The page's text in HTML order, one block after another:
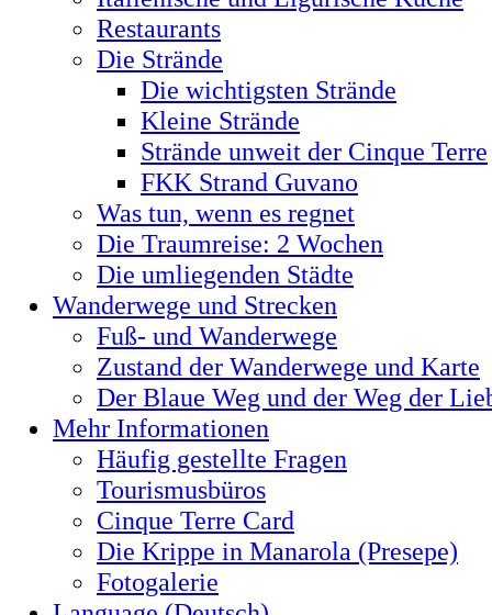
Restaurants
Die Strände
Die wichtigsten Strände
Kleine Strände
Strände unweit der Cinque Terre
FKK Strand Guvano
Was tun, wenn es regnet
Die Traumreise: 2 Wochen
Die umliegenden Städte
Wanderwege und Strecken
Fuß- und Wanderwege
Zustand der Wanderwege und Karte
Der Blaue Weg und der Weg der
Mehr Informationen
Häufig gestellte Fragen
Tourismusbüros
Cinque Terre Card
Die Krippe in Manarola (Presepe)
Fotogalerie